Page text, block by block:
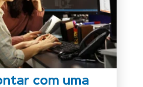
com uma